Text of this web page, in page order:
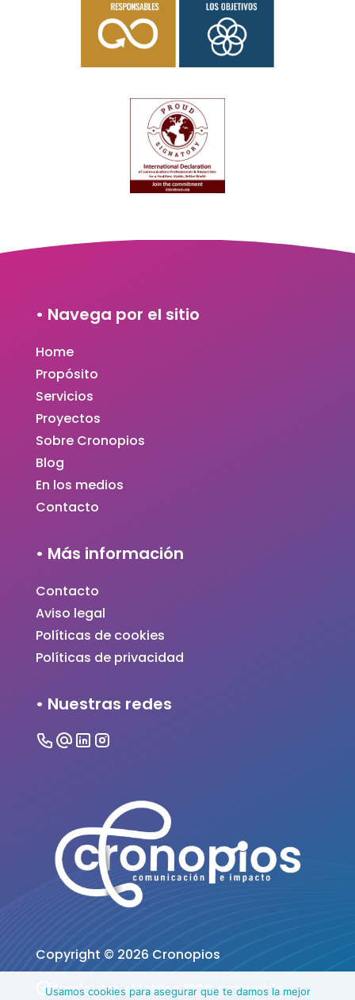
• Navega por el sitio
Home
Propósito
Servicios
Proyectos
Sobre Cronopios
Blog
En los medios
Contacto
• Más información
Contacto
Aviso legal
Políticas de cookies
Políticas de privacidad
• Nuestras redes
Copyright © 2026 Cronopios
Suministro eléctrico 100% renovable ·
Usamos cookies para asegurar que te damos la mejor